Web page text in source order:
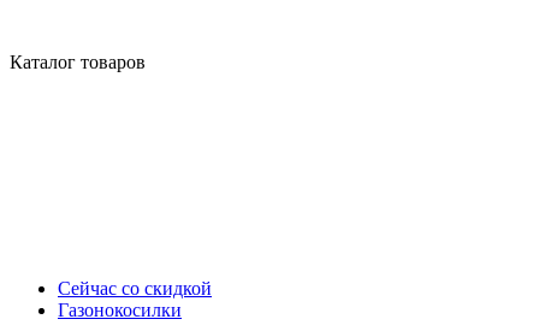
Каталог товаров
Сейчас со скидкой
Газонокосилки